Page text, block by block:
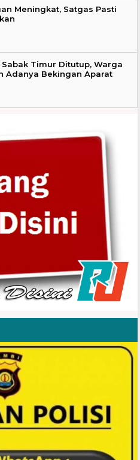
Meningkat, Satgas Pasti
Timur Ditutup, Warga
Adanya Bekingan Aparat